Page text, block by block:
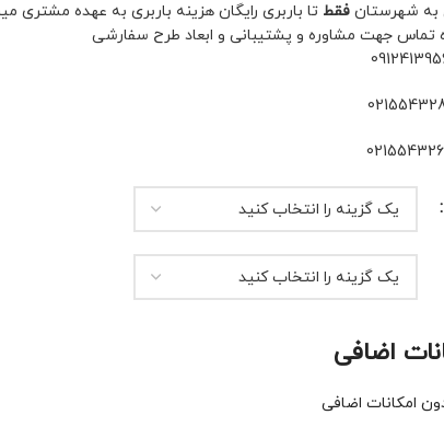
به شهرستان فقط تا باربری رایگان هزینه باربری به عهده مشتری
تماس جهت مشاوره و پشتیبانی و ابعاد طرح سفارشی
اضافی
امکانات اضافی